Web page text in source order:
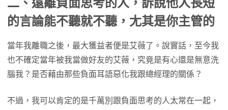
二、遠離負面思考的人，訴說他人長短
的言論能不聽就不聽，尢其是你主管的
當年我離職之後，最大獲益者便是艾薇了。說實話，至今我
也不確定當年被我當做好友的艾薇，究竟是有心還是無意洗
腦我？是否藉由那些負面耳語惡化我跟總經理的關係？
不過，我可以肯定的是千萬別跟負面思考的人太常在一起，